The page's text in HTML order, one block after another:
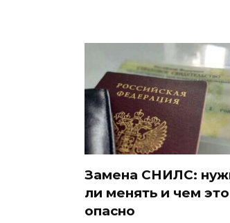
Замена СНИЛС:
ли менять и чем это
опасно